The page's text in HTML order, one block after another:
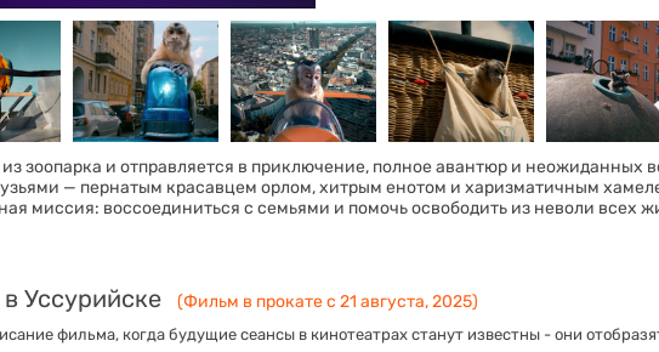
зоопарка и отправляется в приключение, полное авантюр и неожиданных
— пернатым красавцем орлом, хитрым енотом и харизматичным
миссия: воссоединиться с семьями и помочь освободить из неволи всех
Уссурийске (Фильм в прокате с 21 августа, 2025)
фильма, когда будущие сеансы в кинотеатрах станут известны - они